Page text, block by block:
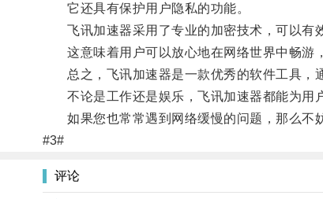
它还具有保护用户隐私的功能。
飞讯加速器采用了专业的加密技术，可以有
这意味着用户可以放心地在网络世界中畅游
总之，飞讯加速器是一款优秀的软件工具，
不论是工作还是娱乐，飞讯加速器都能为用户
如果您也常常遇到网络缓慢的问题，那么不
#3#
评论